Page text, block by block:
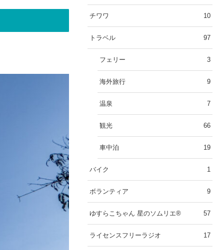
チワワ 10
トラベル 97
フェリー 3
海外旅行 9
温泉 7
観光 66
車中泊 19
バイク 1
ボランティア 9
ゆすらこちゃん 星のソムリエ®︎ 57
ライセンスフリーラジオ 17